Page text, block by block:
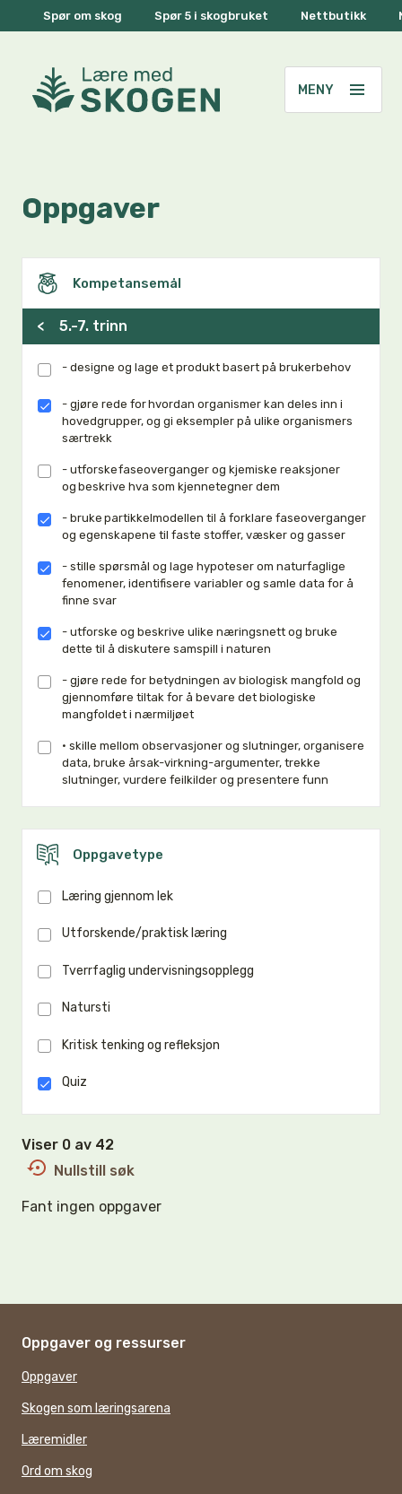
Spør om skog Spør 5 i skogbruket Nettbutikk
Oppgaver
Kompetansemål
< 5.-7. trinn
- designe og lage et produkt basert på brukerbehov
- gjøre rede for hvordan organismer kan deles inn i
hovedgrupper, og gi eksempler på ulike organismers
særtrekk
- utforske faseoverganger og kjemiske reaksjoner
og beskrive hva som kjennetegner dem
- bruke partikkelmodellen til å forklare faseoverganger
og egenskapene til faste stoffer, væsker og gasser
- stille spørsmål og lage hypoteser om naturfaglige
fenomener, identifisere variabler og samle data for å
finne svar
- utforske og beskrive ulike næringsnett og bruke
dette til å diskutere samspill i naturen
- gjøre rede for betydningen av biologisk mangfold og
gjennomføre tiltak for å bevare det biologiske
mangfoldet i nærmiljøet
• skille mellom observasjoner og slutninger, organisere
data, bruke årsak-virkning-argumenter, trekke
slutninger, vurdere feilkilder og presentere funn
Oppgavetype
Læring gjennom lek
Utforskende/praktisk læring
Tverrfaglig undervisningsopplegg
Natursti
Kritisk tenking og refleksjon
Quiz
Viser 0 av 42
Nullstill søk
Fant ingen oppgaver
Oppgaver og ressurser
Oppgaver
Skogen som læringsarena
Læremidler
Ord om skog